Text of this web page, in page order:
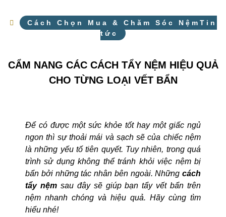
Cách Chọn Mua & Chăm Sóc NệmTin
tức
CẨM NANG CÁC CÁCH TẨY NỆM HIỆU QUẢ
CHO TỪNG LOẠI VẾT BẨN
Để có được một sức khỏe tốt hay một giấc ngủ
ngon thì sự thoải mái và sạch sẽ của chiếc nệm
là những yếu tố tiên quyết. Tuy nhiên, trong quá
trình sử dụng không thể tránh khỏi việc nệm bị
bẩn bởi những tác nhân bên ngoài. Những cách
tẩy nệmsau đây sẽ giúp bạn tẩy vết bẩn trên
nệm nhanh chóng và hiệu quả. Hãy cùng tìm
hiểu nhé!